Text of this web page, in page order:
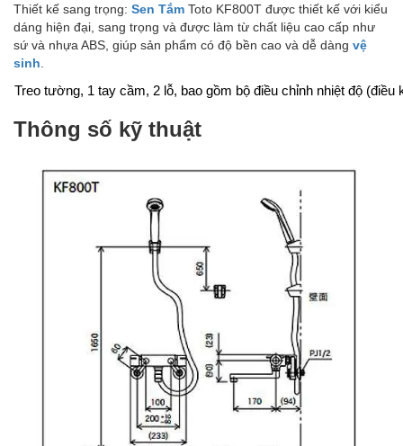
Thiết kế sang trọng: Sen Tắm Toto KF800T được thiết kế với kiểu
dáng hiện đại, sang trọng và được làm từ chất liệu cao cấp như
sứ và nhựa ABS, giúp sản phẩm có độ bền cao và dễ dàng vệ
sinh
Treo tường, 1 tay cầm, 2 lỗ, bao gồm bộ điều chỉnh nhiệt độ
Thông số kỹ thuật